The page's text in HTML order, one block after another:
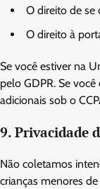
O direito de se
O direito à
Se você estiver na
pelo GDPR. Se
adicionais sob o
9. Privacidade
Não coletamos
crianças menores